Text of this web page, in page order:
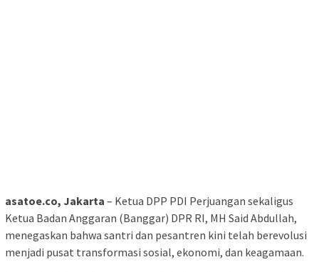
asatoe.co, Jakarta – Ketua DPP PDI Perjuangan sekaligus
Ketua Badan Anggaran (Banggar) DPR RI, MH Said Abdullah,
menegaskan bahwa santri dan pesantren kini telah berevolusi
menjadi pusat transformasi sosial, ekonomi, dan keagamaan.